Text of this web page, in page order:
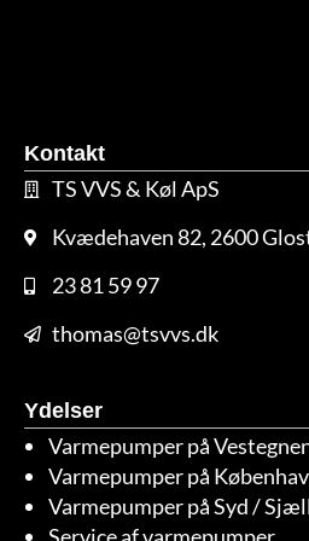
Kontakt
TS VVS & Køl ApS
Kvædehaven 82, 2600
23 81 59 97
thomas@tsvvs.dk
Ydelser
Varmepumper på
Varmepumper på
Varmepumper på Syd /